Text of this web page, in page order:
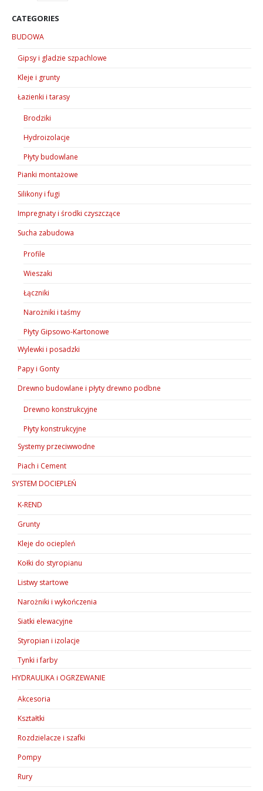
CATEGORIES
BUDOWA
Gipsy i gladzie szpachlowe
Kleje i grunty
Łazienki i tarasy
Brodziki
Hydroizolacje
Płyty budowlane
Pianki montażowe
Silikony i fugi
Impregnaty i środki czyszczące
Sucha zabudowa
Profile
Wieszaki
Łączniki
Narożniki i taśmy
Płyty Gipsowo-Kartonowe
Wylewki i posadzki
Papy i Gonty
Drewno budowlane i płyty drewno podbne
Drewno konstrukcyjne
Płyty konstrukcyjne
Systemy przeciwwodne
Piach i Cement
SYSTEM DOCIEPLEŃ
K-REND
Grunty
Kleje do ociepleń
Kołki do styropianu
Listwy startowe
Narożniki i wykończenia
Siatki elewacyjne
Styropian i izolacje
Tynki i farby
HYDRAULIKA i OGRZEWANIE
Akcesoria
Kształtki
Rozdzielacze i szafki
Pompy
Rury